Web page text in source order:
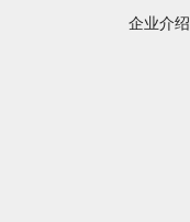
企业介绍